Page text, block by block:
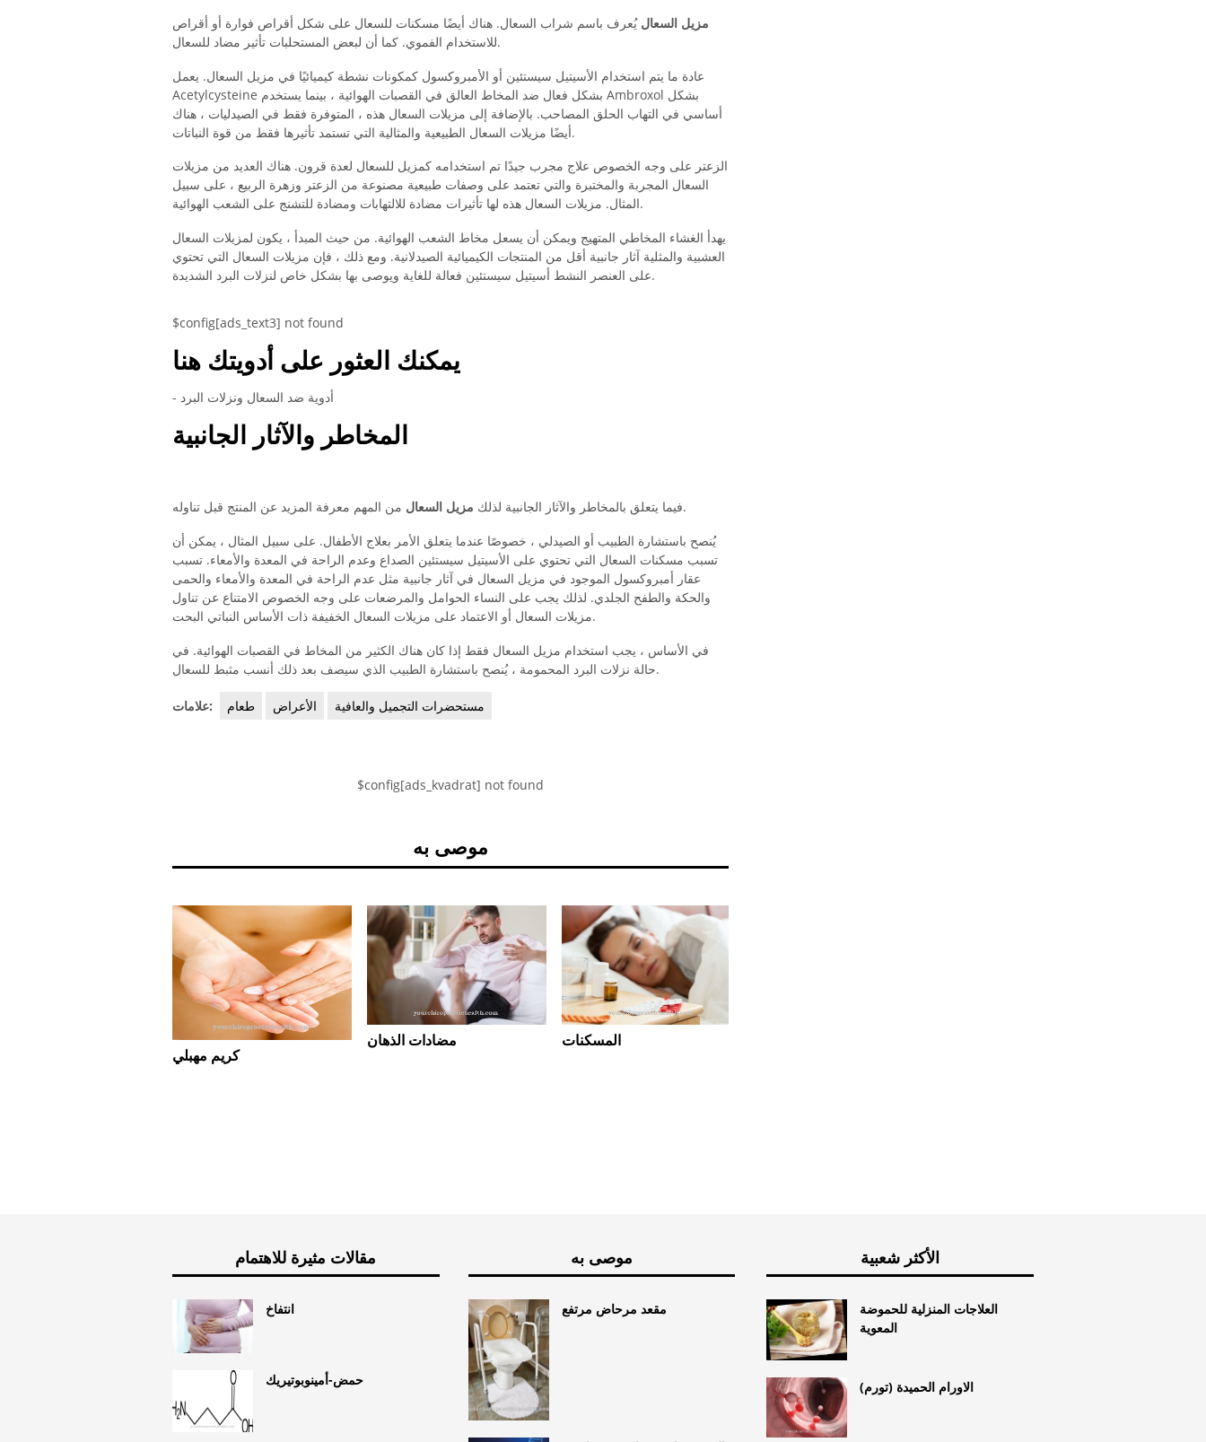
مزيل السعال يُعرف باسم شراب السعال. هناك أيضًا مسكنات للسعال على شكل أقراص فوارة أو أقراص
للاستخدام الفموي. كما أن لبعض المستحلبات تأثير مضاد للسعال.
عادة ما يتم استخدام الأسيتيل سيستئين أو الأمبروكسول كمكونات نشطة كيميائيًا في مزيل السعال. يعمل
Acetylcysteine ​​بشكل فعال ضد المخاط العالق في القصبات الهوائية ، بينما يستخدم Ambroxol بشكل
أساسي في التهاب الحلق المصاحب. بالإضافة إلى مزيلات السعال هذه ، المتوفرة فقط في الصيدليات ، هناك
أيضًا مزيلات السعال الطبيعية والمثالية التي تستمد تأثيرها فقط من قوة النباتات.
الزعتر على وجه الخصوص علاج مجرب جيدًا تم استخدامه كمزيل للسعال لعدة قرون. هناك العديد من مزيلات
السعال المجربة والمختبرة والتي تعتمد على وصفات طبيعية مصنوعة من الزعتر وزهرة الربيع ، على سبيل
المثال. مزيلات السعال هذه لها تأثيرات مضادة للالتهابات ومضادة للتشنج على الشعب الهوائية.
يهدأ الغشاء المخاطي المتهيج ويمكن أن يسعل مخاط الشعب الهوائية. من حيث المبدأ ، يكون لمزيلات السعال
العشبية والمثلية آثار جانبية أقل من المنتجات الكيميائية الصيدلانية. ومع ذلك ، فإن مزيلات السعال التي تحتوي
على العنصر النشط أسيتيل سيستئين فعالة للغاية ويوصى بها بشكل خاص لنزلات البرد الشديدة.
$config[ads_text3] not found
يمكنك العثور على أدويتك هنا
- أدوية ضد السعال ونزلات البرد
المخاطر والآثار الجانبية
فيما يتعلق بالمخاطر والآثار الجانبية لذلك مزيل السعال
من المهم معرفة المزيد عن المنتج قبل تناوله.
يُنصح باستشارة الطبيب أو الصيدلي ، خصوصًا عندما يتعلق الأمر بعلاج الأطفال. على سبيل المثال ، يمكن أن
تسبب مسكنات السعال التي تحتوي على الأسيتيل سيستئين الصداع وعدم الراحة في المعدة والأمعاء. تسبب
عقار أمبروكسول الموجود في مزيل السعال في آثار جانبية مثل عدم الراحة في المعدة والأمعاء والحمى
والحكة والطفح الجلدي. لذلك يجب على النساء الحوامل والمرضعات على وجه الخصوص الامتناع عن تناول
مزيلات السعال أو الاعتماد على مزيلات السعال الخفيفة ذات الأساس النباتي البحت.
في الأساس ، يجب استخدام مزيل السعال فقط إذا كان هناك الكثير من المخاط في القصبات الهوائية. في
حالة نزلات البرد المحمومة ، يُنصح باستشارة الطبيب الذي سيصف بعد ذلك أنسب مثبط للسعال.
علامات: طعام الأعراض مستحضرات التجميل والعافية
$config[ads_kvadrat] not found
موصى به
كريم مهبلي
مضادات الذهان المسكنات
مقالات مثيرة للاهتمام
انتفاخ
حمض-أمينوبوتيريك
موصى به
مقعد مرحاض مرتفع
الأكثر شعبية
العلاجات المنزلية للحموضة
المعوية
الاورام الحميدة (تورم)